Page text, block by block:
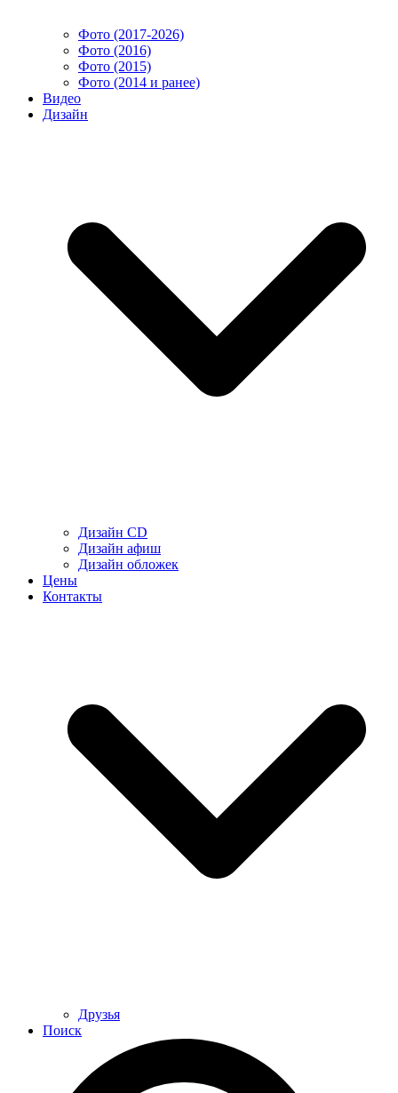
Фото (2017-2026)
Фото (2016)
Фото (2015)
Фото (2014 и ранее)
Видео
Дизайн
Дизайн CD
Дизайн афиш
Дизайн обложек
Цены
Контакты
Друзья
Поиск